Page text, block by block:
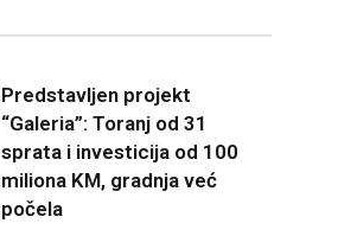
Predstavljen projekt
“Galeria”: Toranj od 31
sprata i investicija od 100
miliona KM, gradnja već
počela